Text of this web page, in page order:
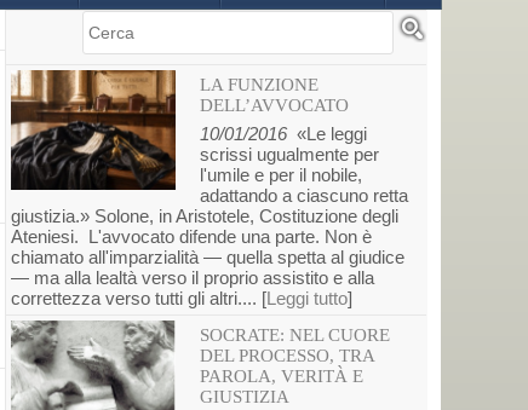
Cerca
LA FUNZIONE
DELL’AVVOCATO
10/01/2016«Le leggi
scrissi ugualmente per
l'umile e per il nobile,
adattando a ciascuno retta
giustizia.» Solone, in Aristotele, Costituzione degli
Ateniesi. L'avvocato difende una parte. Non è
chiamato all'imparzialità — quella spetta al giudice
— ma alla lealtà verso il proprio assistito e alla
correttezza verso tutti gli altri.... [Leggi tutto]
SOCRATE: NEL CUORE
DEL PROCESSO, TRA
PAROLA, VERITÀ E
GIUSTIZIA